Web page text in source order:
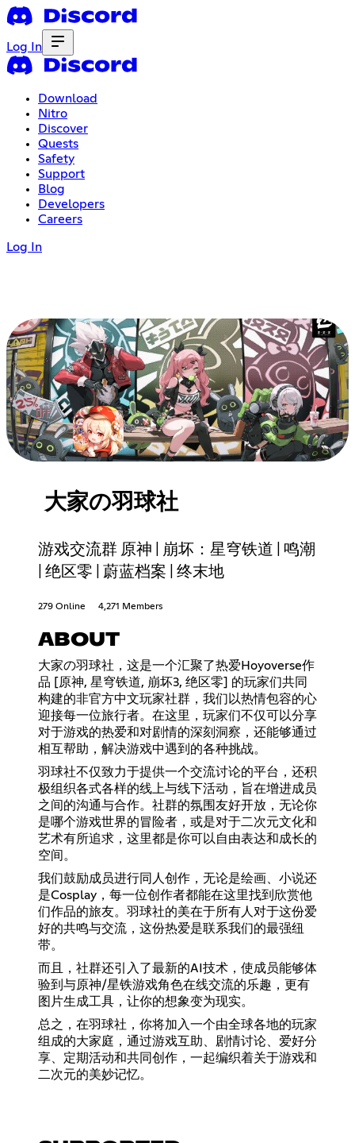
Log In
Download
Nitro
Discover
Quests
Safety
Support
Blog
Developers
Careers
Log In
大家の羽球社
游戏交流群 原神 | 崩坏：星穹铁道 | 鸣潮
| 绝区零 | 蔚蓝档案 | 终末地
279 Online 4,271 Members
ABOUT
大家の羽球社，这是一个汇聚了热爱Hoyoverse作
品 [原神, 星穹铁道, 崩坏3, 绝区零] 的玩家们共同
构建的非官方中文玩家社群，我们以热情包容的心
迎接每一位旅行者。在这里，玩家们不仅可以分享
对于游戏的热爱和对剧情的深刻洞察，还能够通过
相互帮助，解决游戏中遇到的各种挑战。
羽球社不仅致力于提供一个交流讨论的平台，还积
极组织各式各样的线上与线下活动，旨在增进成员
之间的沟通与合作。社群的氛围友好开放，无论你
是哪个游戏世界的冒险者，或是对于二次元文化和
艺术有所追求，这里都是你可以自由表达和成长的
空间。
我们鼓励成员进行同人创作，无论是绘画、小说还
是Cosplay，每一位创作者都能在这里找到欣赏他
们作品的旅友。羽球社的美在于所有人对于这份爱
好的共鸣与交流，这份热爱是联系我们的最强纽
带。
而且，社群还引入了最新的AI技术，使成员能够体
验到与原神/星铁游戏角色在线交流的乐趣，更有
图片生成工具，让你的想象变为现实。
总之，在羽球社，你将加入一个由全球各地的玩家
组成的大家庭，通过游戏互助、剧情讨论、爱好分
享、定期活动和共同创作，一起编织着关于游戏和
二次元的美妙记忆。